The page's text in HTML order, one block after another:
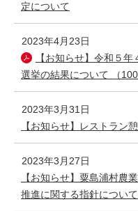
定について
2023年4月23日
【お知らせ】令和５
選挙の結果について （
2023年3月31日
【お知らせ】レストラン
2023年3月27日
【お知らせ】粟島浦村農
推進に関する指針について